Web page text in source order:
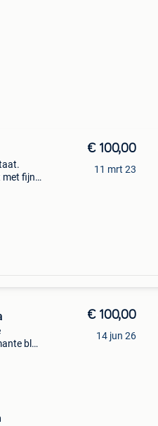
met fijne
€ 100,00
11 mrt 23
blu
€ 100,00
14 jun 26